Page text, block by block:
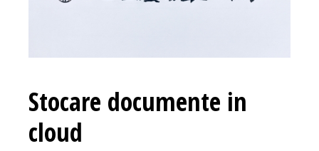
Stocare documente in
cloud